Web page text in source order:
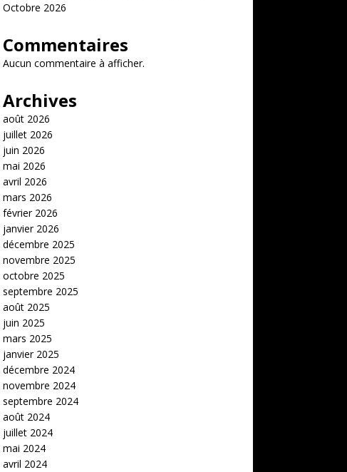
Octobre 2026
Commentaires
Aucun commentaire à afficher.
Archives
août 2026
juillet 2026
juin 2026
mai 2026
avril 2026
mars 2026
février 2026
janvier 2026
décembre 2025
novembre 2025
octobre 2025
septembre 2025
août 2025
juin 2025
mars 2025
janvier 2025
décembre 2024
novembre 2024
septembre 2024
août 2024
juillet 2024
mai 2024
avril 2024